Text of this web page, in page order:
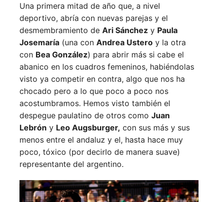
Una primera mitad de año que, a nivel
deportivo, abría con nuevas parejas y el
desmembramiento de Ari Sánchez y Paula
Josemaría (una con Andrea Ustero y la otra
con Bea González) para abrir más si cabe el
abanico en los cuadros femeninos, habiéndolas
visto ya competir en contra, algo que nos ha
chocado pero a lo que poco a poco nos
acostumbramos. Hemos visto también el
despegue paulatino de otros como Juan
Lebrón y Leo Augsburger, con sus más y sus
menos entre el andaluz y el, hasta hace muy
poco, tóxico (por decirlo de manera suave)
representante del argentino.